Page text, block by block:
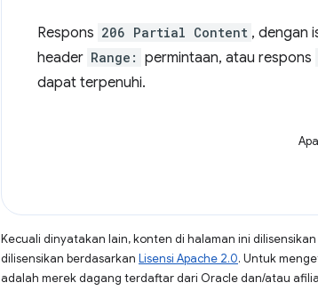
Respons 206 Partial Content , dengan
header Range: permintaan, atau respons
dapat terpenuhi.
Kecuali dinyatakan lain, konten di halaman ini
dilisensikan berdasarkan Lisensi Apache 2.0. Untuk
adalah merek dagang terdaftar dari Oracle dan/atau